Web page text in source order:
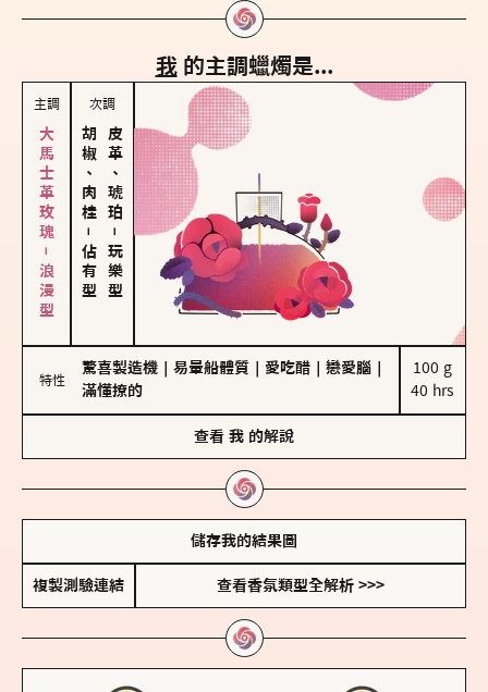
我 的主調蠟燭是...
主調
大馬士革玫瑰－浪漫型
次調
胡椒、肉桂
－
佔有型
皮革、琥珀
－
玩樂型
特性
驚喜製造機 易暈船體質 愛吃醋 戀愛腦
滿懂撩的
100 g
40 hrs
查看 我 的解說
儲存我的結果圖
複製測驗連結 查看香氛類型全解析 >>>